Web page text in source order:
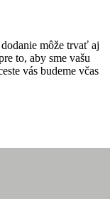
môže trvať aj
to, aby sme vašu
vás budeme včas